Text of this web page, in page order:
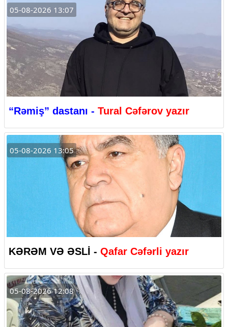
05-08-2026 13:07
“Rəmiş” dastanı - Tural Cəfərov yazır
05-08-2026 13:05
KƏRƏM VƏ ƏSLİ - Qafar Cəfərli yazır
05-08-2026 12:08